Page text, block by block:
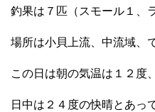
釣果は７匹（スモール１、
場所は小貝上流、中流域、
この日は朝の気温は１２度、
日中は２４度の快晴とあっ